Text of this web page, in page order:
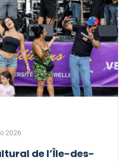
2026
de l’Île-des-